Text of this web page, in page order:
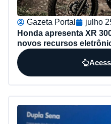
Gazeta Portal julho
Honda apresenta XR
novos recursos